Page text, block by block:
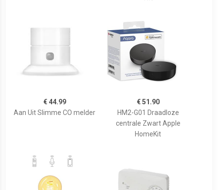
€ 44.99
Aan Uit Slimme CO melder
€ 51.90
HM2-G01 Draadloze
centrale Zwart Apple
HomeKit